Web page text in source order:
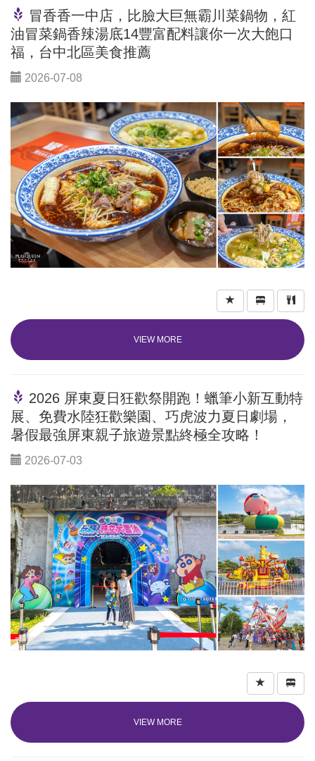
冒香香一中店，比臉大巨無霸川菜鍋物，紅
油冒菜鍋香辣湯底14豐富配料讓你一次大飽口
福，台中北區美食推薦
2026-07-08
VIEW MORE
2026 屏東夏日狂歡祭開跑！蠟筆小新互動特
展、免費水陸狂歡樂園、巧虎波力夏日劇場，
暑假最強屏東親子旅遊景點終極全攻略！
2026-07-03
VIEW MORE